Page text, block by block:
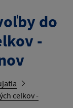
do
-
celkov -